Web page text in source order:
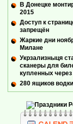
В Донецке
2015
Доступ к
запрещён
Жаркие дни
Милане
Укрзализныця
сканеры для
купленных
280 ящиков водки